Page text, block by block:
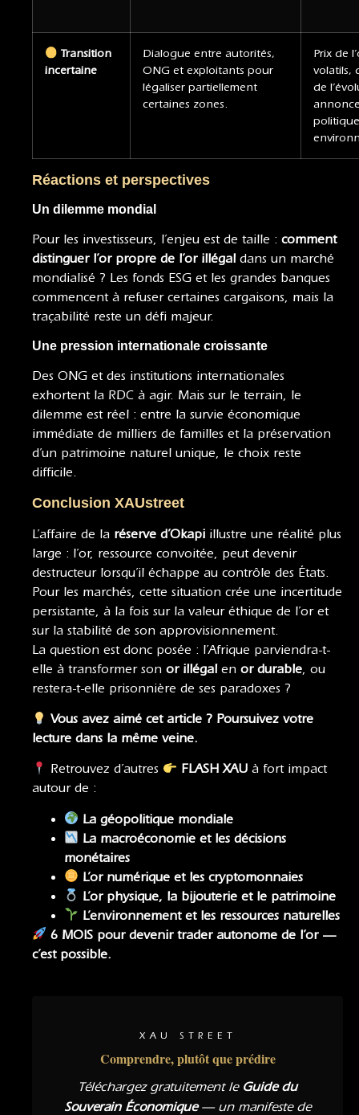
Transition
incertaine
Dialogue entre autorités,
ONG et exploitants pour
légaliser partiellement
certaines zones.
Prix de
volatils,
de
Réactions et perspectives
Un dilemme mondial
Pour les investisseurs, l’enjeu est de taille : comment
distinguer l’or propre de l’or illégal dans un marché
mondialisé ? Les fonds ESG et les grandes banques
commencent à refuser certaines cargaisons, mais la
traçabilité reste un défi majeur.
Une pression internationale croissante
Des ONG et des institutions internationales
exhortent la RDC à agir. Mais sur le terrain, le
dilemme est réel : entre la survie économique
immédiate de milliers de familles et la préservation
d’un patrimoine naturel unique, le choix reste
difficile.
Conclusion XAUstreet
L’affaire de la réserve d’Okapi illustre une réalité plus
large : l’or, ressource convoitée, peut devenir
destructeur lorsqu’il échappe au contrôle des États.
Pour les marchés, cette situation crée une incertitude
persistante, à la fois sur la valeur éthique de l’or et
sur la stabilité de son approvisionnement.
La question est donc posée : l’Afrique parviendra-t-
elle à transformer son or illégal en or durable , ou
restera-t-elle prisonnière de ses paradoxes ?
Vous avez aimé cet article ? Poursuivez votre
lecture dans la même veine.
Retrouvez d’autres FLASH XAU à fort impact
autour de :
La géopolitique mondiale
La macroéconomie et les décisions
monétaires
L’or numérique et les cryptomonnaies
L’or physique, la bijouterie et le patrimoine
L’environnement et les ressources naturelles
6 MOIS pour devenir trader autonome de l’or —
c’est possible.
XAU STREET
Comprendre, plutôt que prédire
Téléchargez gratuitement le Guide du
Souverain Économique— un manifeste de